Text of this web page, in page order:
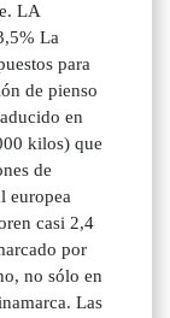
LA
La
para
de pienso
en
kilos) que
de
europea
casi 2,4
por
no sólo en
Las